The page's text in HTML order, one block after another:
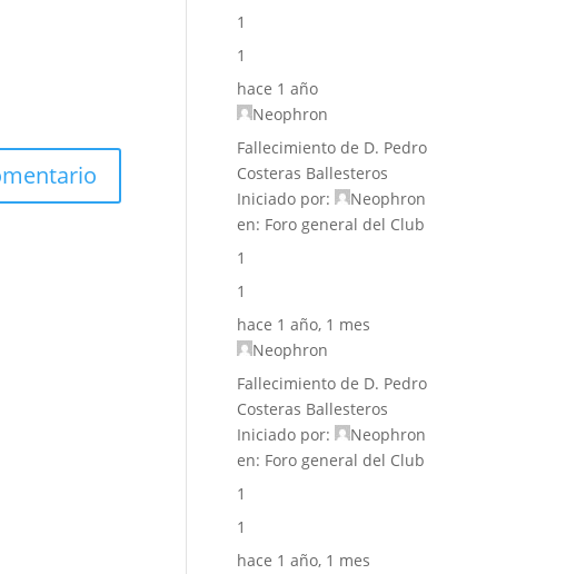
1
1
hace 1 año
Neophron
Fallecimiento de D. Pedro
Costeras Ballesteros
Iniciado por:
Neophron
en: Foro general del Club
1
1
hace 1 año, 1 mes
Neophron
Fallecimiento de D. Pedro
Costeras Ballesteros
Iniciado por:
Neophron
en: Foro general del Club
1
1
hace 1 año, 1 mes